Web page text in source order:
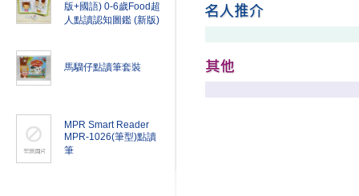
版+國語) 0-6歲Food超
人點讀認知圖鑑 (新版)
馬騮仔點讀筆套裝
MPR Smart Reader
MPR-1026(筆型)點讀
筆